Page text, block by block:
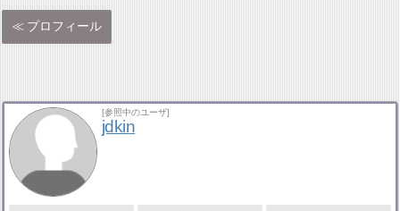
プロフィール
[参照中のユーザ]
jdkin